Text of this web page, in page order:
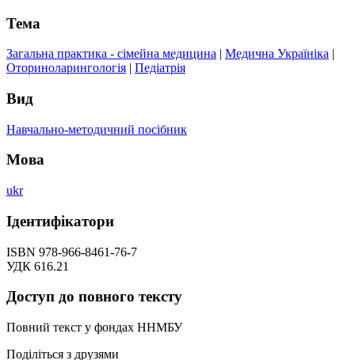
Тема
Загальна практика - сімейна медицина | Медична Україніка |
Оториноларингологія | Педіатрія
Вид
Навчально-методичний посібник
Мова
ukr
Ідентифікатори
ISBN 978-966-8461-76-7
УДК 616.21
Доступ до повного тексту
Повний текст у фондах ННМБУ
Поділіться з друзями